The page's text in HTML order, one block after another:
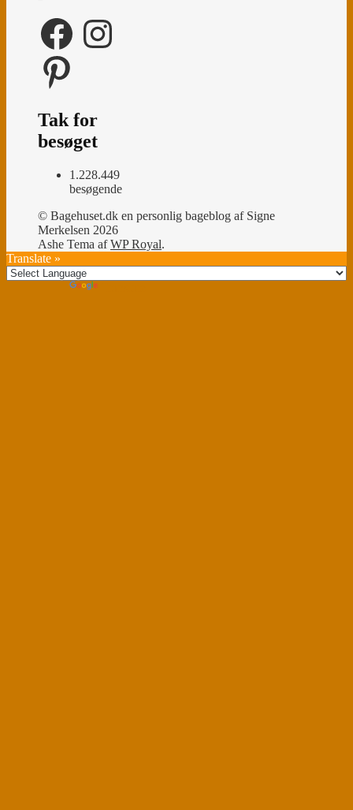
FacebookInstagram
Pinterest
Tak for
besøget
1.228.449
besøgende
© Bagehuset.dk en personlig bageblog af Signe
Merkelsen 2026
Ashe Tema afWP Royal.
Translate »